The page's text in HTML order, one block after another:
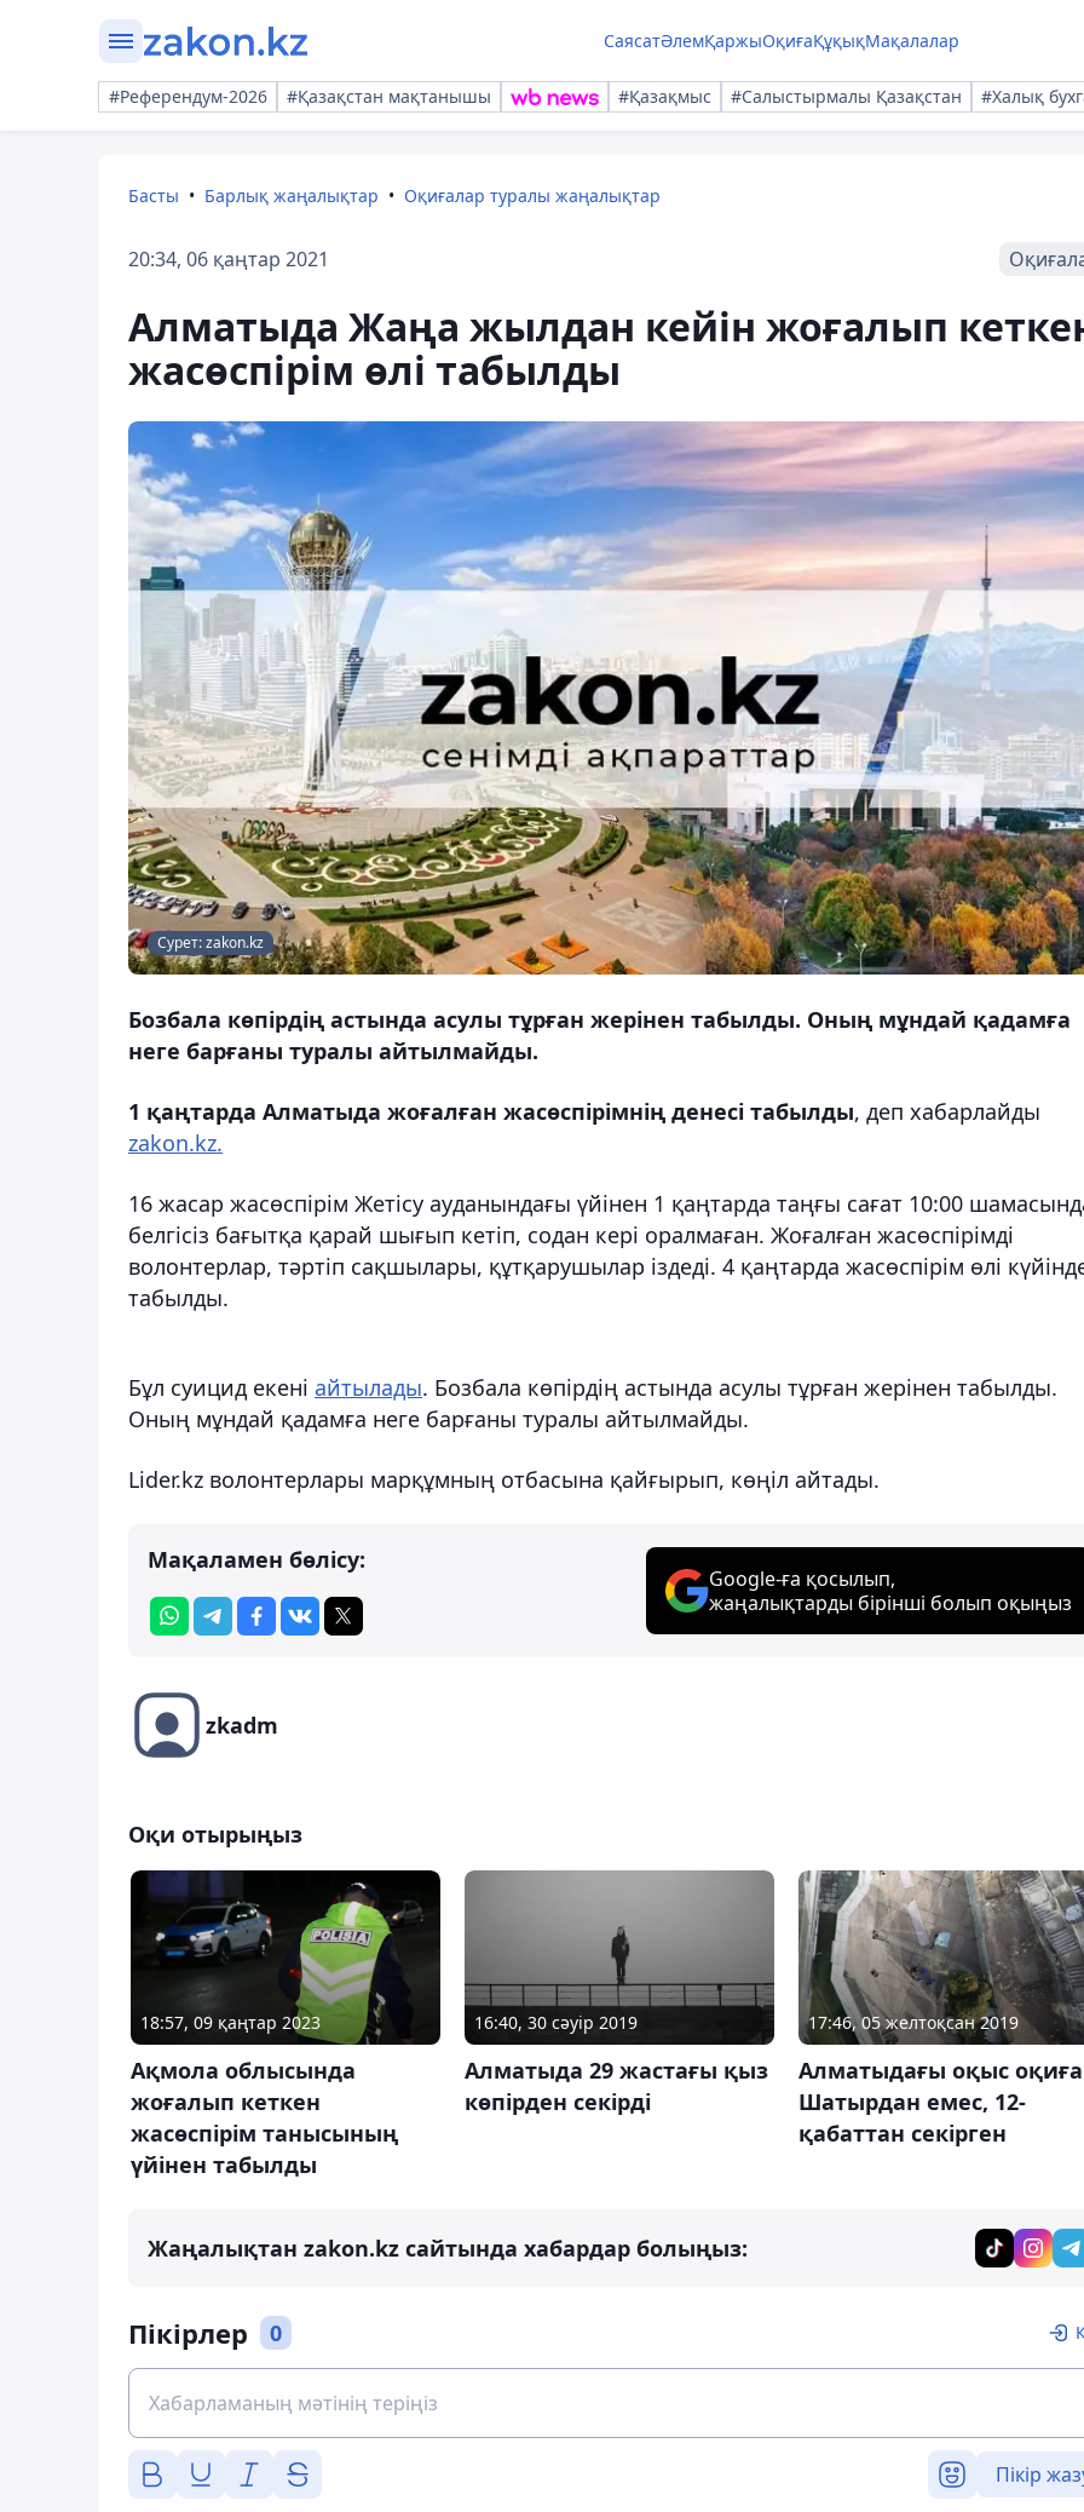
СаясатӘлемҚаржыОқиғаҚұқықМақалалар
#Референдум-2026 #Қазақстан мақтанышы #Қазақмыс #Салыстырмалы Қазақстан #Халық
Басты Барлық жаңалықтар Оқиғалар туралы жаңалықтар
20:34, 06 қаңтар 2021
Алматыда Жаңа жылдан кейін жоғалып
жасөспірім өлі табылды
Сурет: zakon.kz
Бозбала көпірдің астында асулы тұрған жерінен табылды. Оның мұндай қадамға
неге барғаны туралы айтылмайды.
1 қаңтарда Алматыда жоғалған жасөспірімнің денесі табылды, деп хабарлайды
zakon.kz.
16 жасар жасөспірім Жетісу ауданындағы үйінен 1 қаңтарда таңғы сағат 10:00
белгісіз бағытқа қарай шығып кетіп, содан кері оралмаған. Жоғалған жасөспірімді
волонтерлар, тәртіп сақшылары, құтқарушылар іздеді. 4 қаңтарда жасөспірім өлі
табылды.
Бұл суицид екені айтылады. Бозбала көпірдің астында асулы тұрған жерінен табылды.
Оның мұндай қадамға неге барғаны туралы айтылмайды.
Lider.kz волонтерлары марқұмның отбасына қайғырып, көңіл айтады.
Мақаламен бөлісу:
Google-ға қосылып,
жаңалықтарды бірінші болып оқыңыз
zkadm
Оқи отырыңыз
18:57, 09 қаңтар 2023
Ақмола облысында
жоғалып кеткен
жасөспірім танысының
үйінен табылды
16:40, 30 сәуір 2019
Алматыда 29 жастағы қыз
көпірден секірді
17:46, 05 желтоқсан 2019
Алматыдағы оқыс
Шатырдан емес, 12-
қабаттан секірген
Жаңалықтан zakon.kz сайтында хабардар болыңыз:
Пікірлер 0
Пікір